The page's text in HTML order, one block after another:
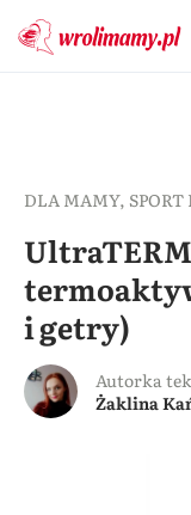
DLA MAMY,
i getry)
Autorka
Żaklina